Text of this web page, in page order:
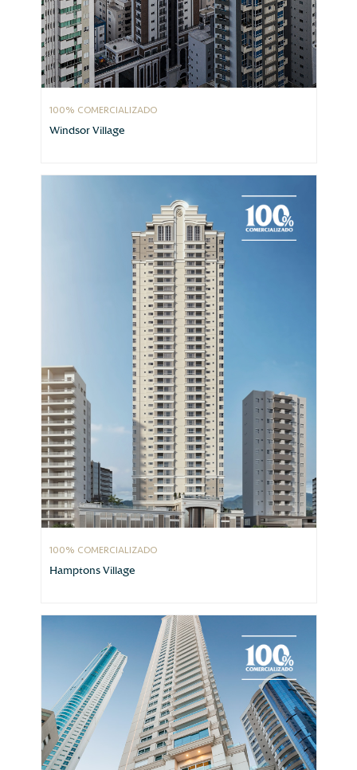
100% COMERCIALIZADO
Windsor Village
100% COMERCIALIZADO
Hamptons Village